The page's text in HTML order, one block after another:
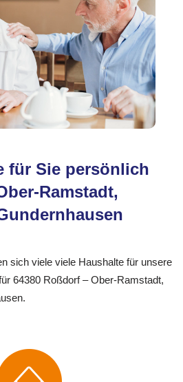
für Sie persönlich
Ramstadt,
sich viele viele Haushalte für unsere
64380 Roßdorf – Ober-Ramstadt,